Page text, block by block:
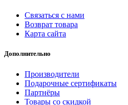
Связаться с нами
Возврат товара
Карта сайта
Дополнительно
Производители
Подарочные сертификаты
Партнёры
Товары со скидкой